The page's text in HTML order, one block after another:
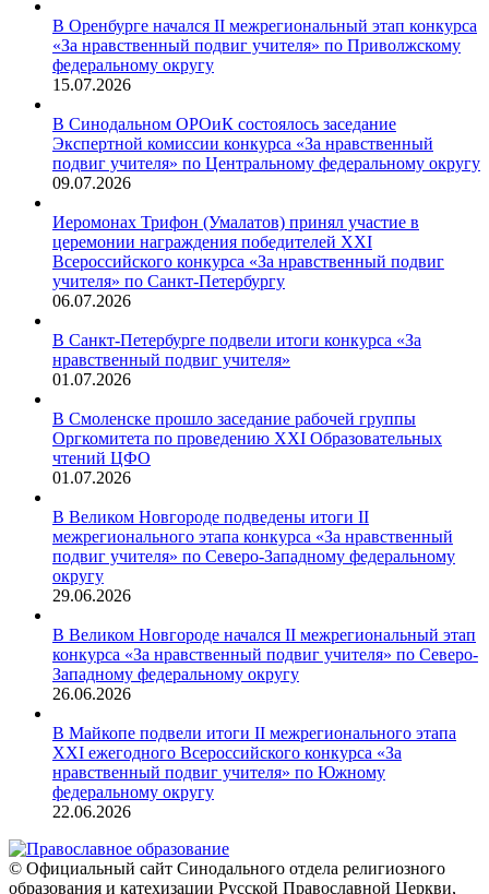
В Оренбурге начался II межрегиональный этап конкурса
«За нравственный подвиг учителя» по Приволжскому
федеральному округу
15.07.2026
В Синодальном ОРОиК состоялось заседание
Экспертной комиссии конкурса «За нравственный
подвиг учителя» по Центральному федеральному округу
09.07.2026
Иеромонах Трифон (Умалатов) принял участие в
церемонии награждения победителей XXI
Всероссийского конкурса «За нравственный подвиг
учителя» по Санкт-Петербургу
06.07.2026
В Санкт-Петербурге подвели итоги конкурса «За
нравственный подвиг учителя»
01.07.2026
В Смоленске прошло заседание рабочей группы
Оргкомитета по проведению XXI Образовательных
чтений ЦФО
01.07.2026
В Великом Новгороде подведены итоги II
межрегионального этапа конкурса «За нравственный
подвиг учителя» по Северо-Западному федеральному
округу
29.06.2026
В Великом Новгороде начался II межрегиональный этап
конкурса «За нравственный подвиг учителя» по Северо-
Западному федеральному округу
26.06.2026
В Майкопе подвели итоги II межрегионального этапа
XXI ежегодного Всероссийского конкурса «За
нравственный подвиг учителя» по Южному
федеральному округу
22.06.2026
© Официальный сайт Синодального отдела религиозного
образования и катехизации Русской Православной Церкви,